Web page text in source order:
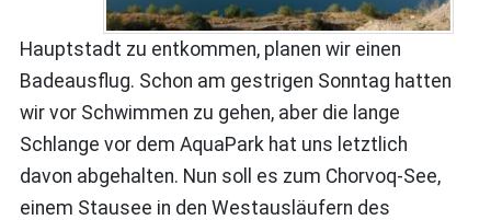
Hauptstadt zu entkommen, planen wir einen
Badeausflug. Schon am gestrigen Sonntag hatten
wir vor Schwimmen zu gehen, aber die lange
Schlange vor dem AquaPark hat uns letztlich
davon abgehalten. Nun soll es zum Chorvoq-See,
einem Stausee in den Westausläufern des